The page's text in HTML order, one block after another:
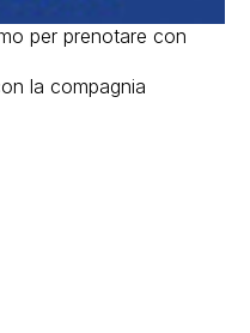
per prenotare con
la compagnia